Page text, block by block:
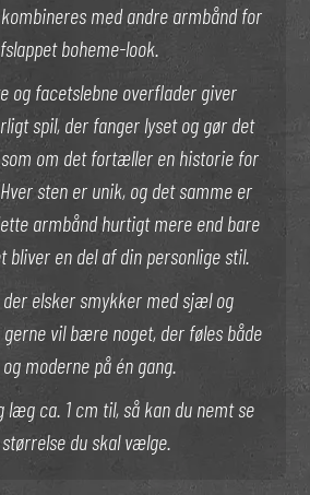
med andre armbånd for
boheme-look.
og facetslebne overflader giver
spil, der fanger lyset og gør det
om det fortæller en historie for
sten er unik, og det samme er
armbånd hurtigt mere end bare
bliver en del af din personlige stil.
elsker smykker med sjæl og
vil bære noget, der føles både
moderne på én gang.
læg ca. 1 cm til, så kan du nemt se
du skal vælge.